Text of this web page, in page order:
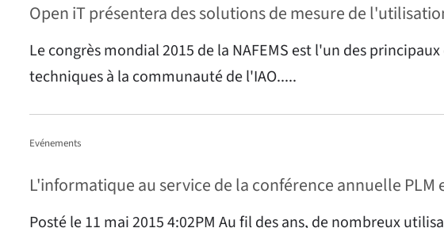
Open iT présentera des solutions de mesure de
Le congrès mondial 2015 de la NAFEMS est l'un des
techniques à la communauté de l'IAO.....
Evénements
L'informatique au service de la conférence annuelle PLM
Posté le 11 mai 2015 4:02PM Au fil des ans, de nombreux